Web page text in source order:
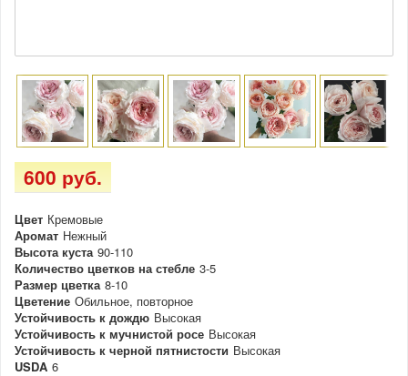
600 руб.
Цвет Кремовые
Аромат Нежный
Высота куста 90-110
Количество цветков на стебле 3-5
Размер цветка 8-10
Цветение Обильное, повторное
Устойчивость к дождю Высокая
Устойчивость к мучнистой росе Высокая
Устойчивость к черной пятнистости Высокая
USDA 6